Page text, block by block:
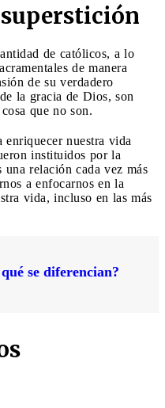
superstición
de católicos, a lo
de manera
de su verdadero
la gracia de Dios, son
que no son.
enriquecer nuestra vida
instituidos por la
relación cada vez más
a enfocarnos en la
vida, incluso en las más
se diferencian?